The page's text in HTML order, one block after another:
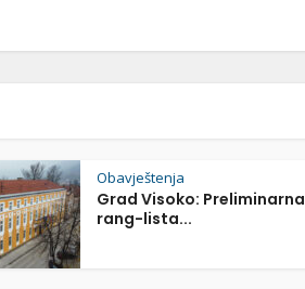
Obavještenja
Grad Visoko: Preliminarna
rang-lista...